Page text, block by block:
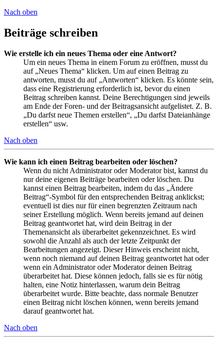
Nach oben
Beiträge schreiben
Wie erstelle ich ein neues Thema oder eine Antwort?
Um ein neues Thema in einem Forum zu eröffnen, musst du
auf „Neues Thema“ klicken. Um auf einen Beitrag zu
antworten, musst du auf „Antworten“ klicken. Es könnte sein,
dass eine Registrierung erforderlich ist, bevor du einen
Beitrag schreiben kannst. Deine Berechtigungen sind jeweils
am Ende der Foren- und der Beitragsansicht aufgelistet. Z. B.
„Du darfst neue Themen erstellen“, „Du darfst Dateianhänge
erstellen“ usw.
Nach oben
Wie kann ich einen Beitrag bearbeiten oder löschen?
Wenn du nicht Administrator oder Moderator bist, kannst du
nur deine eigenen Beiträge bearbeiten oder löschen. Du
kannst einen Beitrag bearbeiten, indem du das „Ändere
Beitrag“-Symbol für den entsprechenden Beitrag anklickst;
eventuell ist dies nur für einen begrenzten Zeitraum nach
seiner Erstellung möglich. Wenn bereits jemand auf deinen
Beitrag geantwortet hat, wird dein Beitrag in der
Themenansicht als überarbeitet gekennzeichnet. Es wird
sowohl die Anzahl als auch der letzte Zeitpunkt der
Bearbeitungen angezeigt. Dieser Hinweis erscheint nicht,
wenn noch niemand auf deinen Beitrag geantwortet hat oder
wenn ein Administrator oder Moderator deinen Beitrag
überarbeitet hat. Diese können jedoch, falls sie es für nötig
halten, eine Notiz hinterlassen, warum dein Beitrag
überarbeitet wurde. Bitte beachte, dass normale Benutzer
einen Beitrag nicht löschen können, wenn bereits jemand
darauf geantwortet hat.
Nach oben